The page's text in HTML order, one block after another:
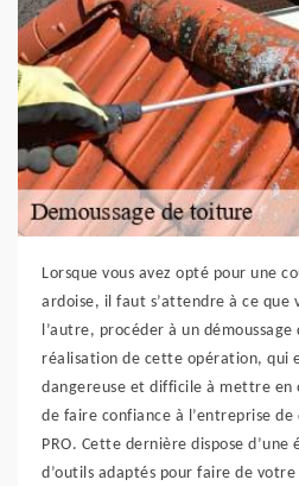
Lorsque vous avez opté pour une
ardoise, il faut s’attendre à ce que
l’autre, procéder à un
réalisation de cette opération, qui
dangereuse et difficile à mettre
de faire confiance à l’entreprise
PRO. Cette dernière dispose d’une
d’outils adaptés pour faire de